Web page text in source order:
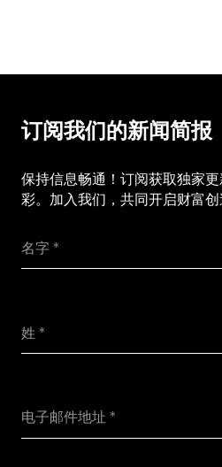
订阅我们的新闻简报
保持信息畅通！订阅获取独家
彩。加入我们，共同开启财富创